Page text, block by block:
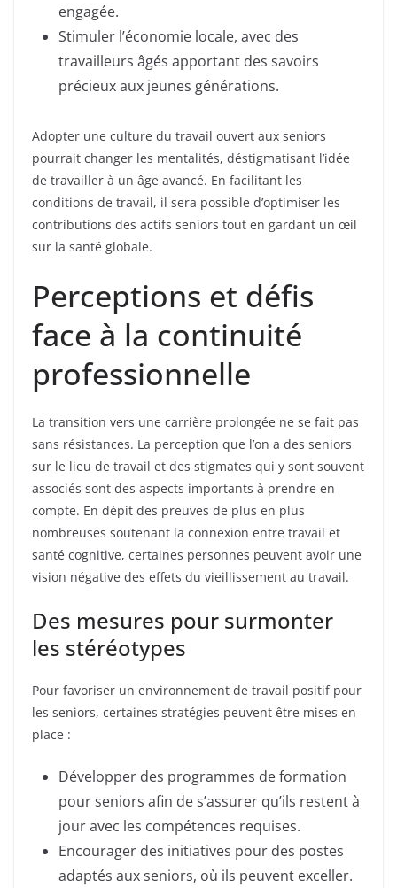
engagée.
Stimuler l’économie locale, avec des
travailleurs âgés apportant des savoirs
précieux aux jeunes générations.
Adopter une culture du travail ouvert aux seniors
pourrait changer les mentalités, déstigmatisant l’idée
de travailler à un âge avancé. En facilitant les
conditions de travail, il sera possible d’optimiser les
contributions des actifs seniors tout en gardant un œil
sur la santé globale.
Perceptions et défis
face à la continuité
professionnelle
La transition vers une carrière prolongée ne se fait pas
sans résistances. La perception que l’on a des seniors
sur le lieu de travail et des stigmates qui y sont souvent
associés sont des aspects importants à prendre en
compte. En dépit des preuves de plus en plus
nombreuses soutenant la connexion entre travail et
santé cognitive, certaines personnes peuvent avoir une
vision négative des effets du vieillissement au travail.
Des mesures pour surmonter
les stéréotypes
Pour favoriser un environnement de travail positif pour
les seniors, certaines stratégies peuvent être mises en
place :
Développer des programmes de formation
pour seniors afin de s’assurer qu’ils restent à
jour avec les compétences requises.
Encourager des initiatives pour des postes
adaptés aux seniors, où ils peuvent exceller.